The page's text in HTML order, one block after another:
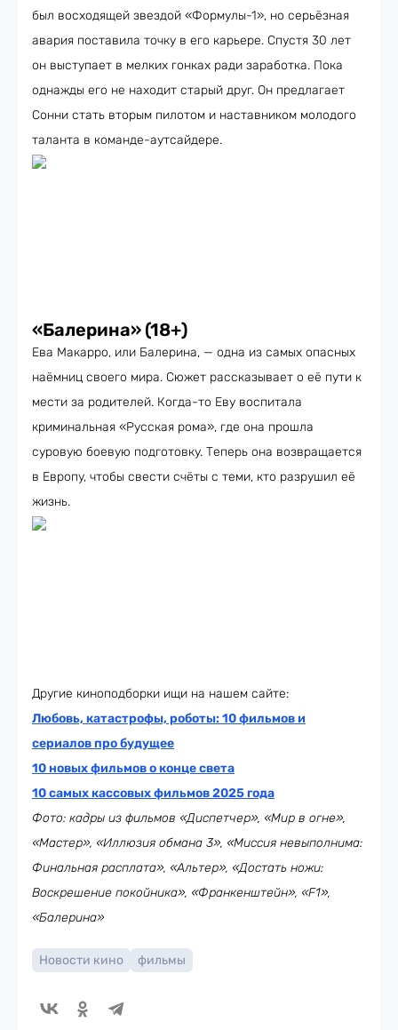
был восходящей звездой «Формулы-1», но серьёзная
авария поставила точку в его карьере. Спустя 30 лет
он выступает в мелких гонках ради заработка. Пока
однажды его не находит старый друг. Он предлагает
Сонни стать вторым пилотом и наставником молодого
таланта в команде-аутсайдере.
«Балерина» (18+)
Ева Макарро, или Балерина, — одна из самых опасных
наёмниц своего мира. Сюжет рассказывает о её пути к
мести за родителей. Когда-то Еву воспитала
криминальная «Русская рома», где она прошла
суровую боевую подготовку. Теперь она возвращается
в Европу, чтобы свести счёты с теми, кто разрушил её
жизнь.
Другие киноподборки ищи на нашем сайте:
Любовь, катастрофы, роботы: 10 фильмов и
сериалов про будущее
10 новых фильмов о конце света
10 самых кассовых фильмов 2025 года
Фото: кадры из фильмов «Диспетчер», «Мир в огне»,
«Мастер», «Иллюзия обмана 3», «Миссия невыполнима:
Финальная расплата», «Альтер», «Достать ножи:
Воскрешение покойника», «Франкенштейн», «F1»,
«Балерина»
Новости кино фильмы